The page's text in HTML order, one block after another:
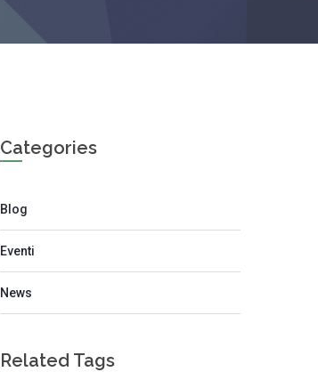
Categories
Blog
Eventi
News
Related Tags